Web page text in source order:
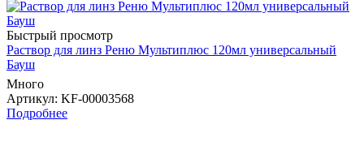
Быстрый просмотр
Раствор для линз Реню Мультиплюс 120мл универсальный
Бауш
Много
Артикул: KF-00003568
Подробнее